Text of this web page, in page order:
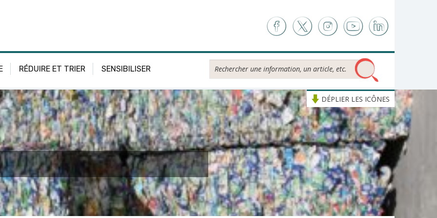
RÉDUIRE ET TRIER SENSIBILISER Rechercher...
DÉPLIER LES ICÔNES